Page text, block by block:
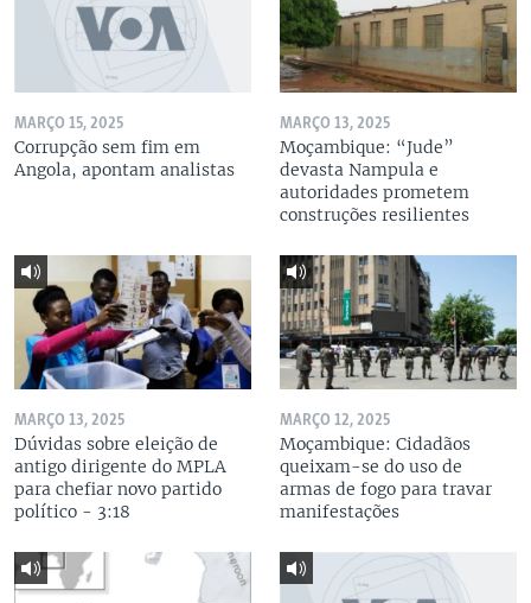
MARÇO 15, 2025
Corrupção sem fim em
Angola, apontam analistas
MARÇO 13, 2025
Moçambique: “Jude”
devasta Nampula e
autoridades prometem
construções resilientes
MARÇO 13, 2025
Dúvidas sobre eleição de
antigo dirigente do MPLA
para chefiar novo partido
político - 3:18
MARÇO 12, 2025
Moçambique: Cidadãos
queixam-se do uso de
armas de fogo para travar
manifestações